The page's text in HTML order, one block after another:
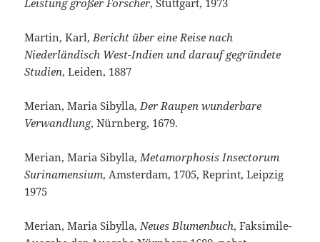
Martin, Karl, Bericht über eine Reise nach
Niederländisch West-Indien und darauf gegründete
Studien, Leiden, 1887
Merian, Maria Sibylla, Der Raupen wunderbare
Verwandlung, Nürnberg, 1679.
Merian, Maria Sibylla, Metamorphosis Insectorum
Surinamensium, Amsterdam, 1705, Reprint, Leipzig
1975
Merian, Maria Sibylla, Neues Blumenbuch, Faksimile-